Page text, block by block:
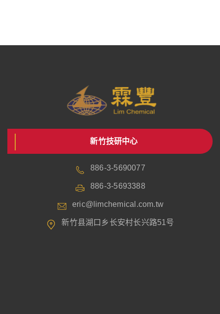
新竹技研中心
886-3-5690077
886-3-5693388
eric@limchemical.com.tw
新竹县湖口乡长安村长兴路51号